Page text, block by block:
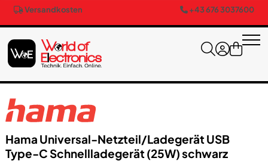
Versandkosten +43 676 3037600
Hama Universal-Netzteil/​Ladegerät USB
Type-C Schnellladegerät (25W) schwarz